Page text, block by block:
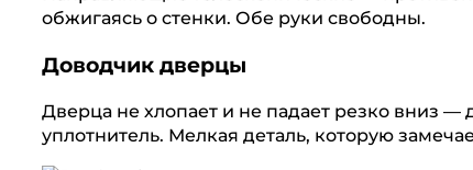
обжигаясь о стенки. Обе руки свободны.
Доводчик дверцы
Дверца не хлопает и не падает резко вниз
уплотнитель. Мелкая деталь, которую